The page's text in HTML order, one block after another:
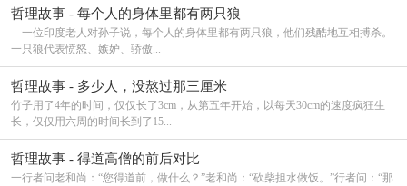
哲理故事 - 每个人的身体里都有两只狼
一位印度老人对孙子说，每个人的身体里都有两只狼，他们残酷地互相搏杀。
一只狼代表愤怒、嫉妒、骄傲...
哲理故事 - 多少人，没熬过那三厘米
竹子用了4年的时间，仅仅长了3cm，从第五年开始，以每天30cm的速度疯狂生
长，仅仅用六周的时间长到了15...
哲理故事 - 得道高僧的前后对比
一行者问老和尚：“您得道前，做什么？”老和尚：“砍柴担水做饭。”行者问：“那